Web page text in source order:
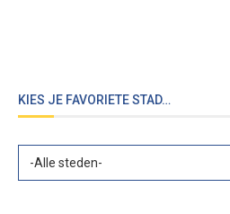
KIES JE FAVORIETE STAD…